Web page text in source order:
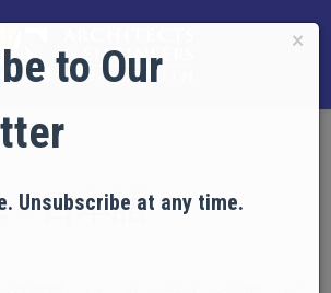
- 日本語
×
to Our
Unsubscribe at any time.